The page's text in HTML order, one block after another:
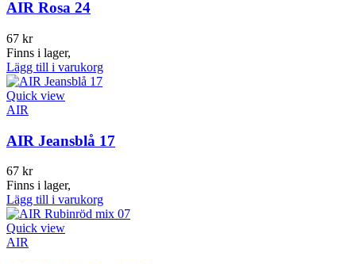
AIR Rosa 24
67 kr
Finns i lager,
Lägg till i varukorg
Quick view
AIR
AIR Jeansblå 17
67 kr
Finns i lager,
Lägg till i varukorg
Quick view
AIR